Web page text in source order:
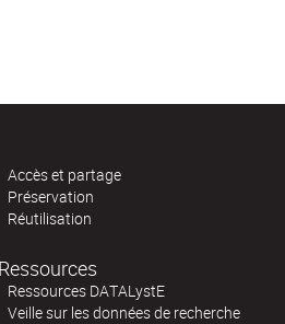
Accès et partage
Préservation
Réutilisation
Ressources
Ressources DATALystE
Veille sur les données de recherche